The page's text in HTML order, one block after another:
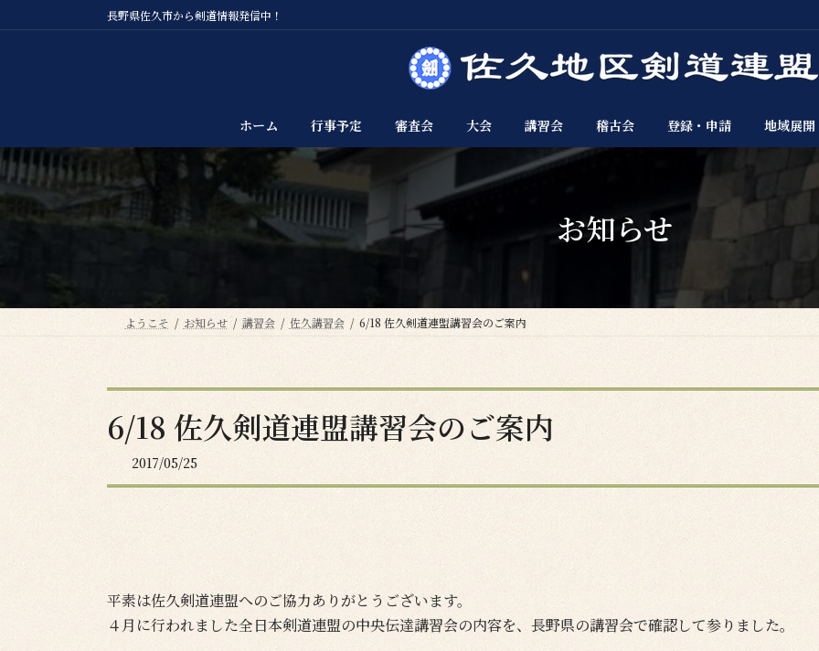
ン
キ
ッ
プ
ビ
に
移
動
長野県佐久市から剣道情報発信中！
ホーム 行事予定 審査会 大会 講習会 稽古会 登録・申請 地域展
お知らせ
ようこそ お知らせ 講習会 佐久講習会 6/18 佐久剣道連盟講習会のご案内
6/18 佐久剣道連盟講習会のご案内
2017/05/25
平素は佐久剣道連盟へのご協力ありがとうございます。
４月に行われました全日本剣道連盟の中央伝達講習会の内容を、長野県の講習会で確認して参りました。